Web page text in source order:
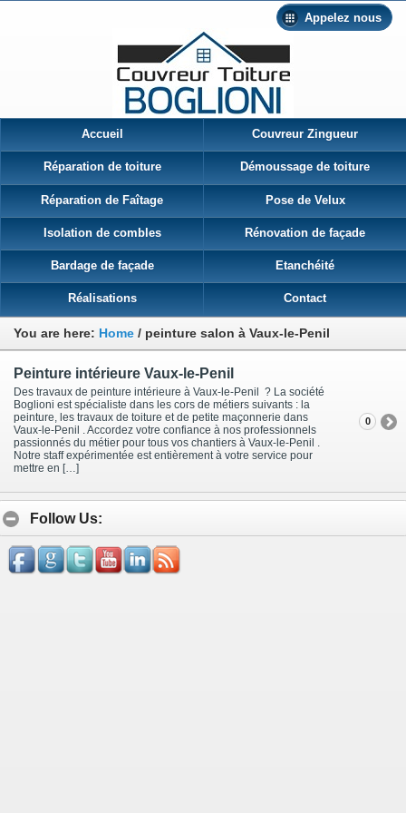
Appelez nous
Accueil Couvreur Zingueur
Réparation de toiture Démoussage de toiture
Réparation de Faîtage Pose de Velux
Isolation de combles Rénovation de façade
Bardage de façade Etanchéité
Réalisations Contact
You are here: Home / peinture salon à Vaux-le-Penil
Peinture intérieure Vaux-le-Penil
Des travaux de peinture intérieure à Vaux-le-Penil ? La société
Boglioni est spécialiste dans les cors de métiers suivants : la
peinture, les travaux de toiture et de petite maçonnerie dans
Vaux-le-Penil . Accordez votre confiance à nos professionnels
passionnés du métier pour tous vos chantiers à Vaux-le-Penil .
Notre staff expérimentée est entièrement à votre service pour
mettre en […]
0
Follow Us: